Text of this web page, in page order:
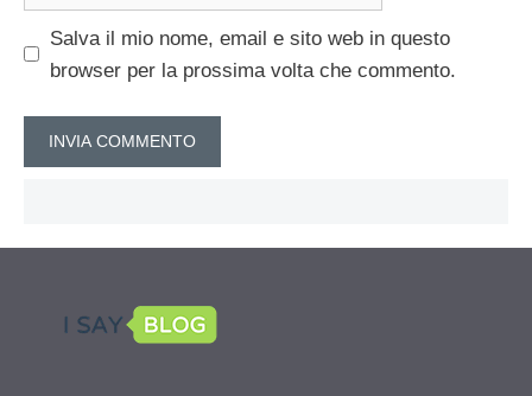
Salva il mio nome, email e sito web in questo
browser per la prossima volta che commento.